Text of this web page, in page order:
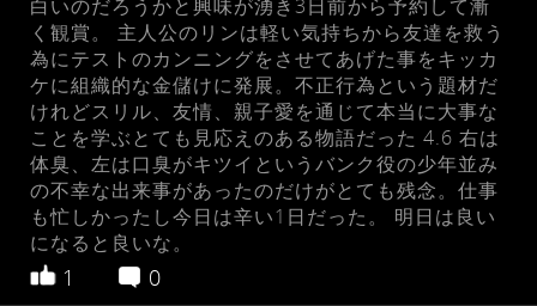
白いのだろうかと興味が湧き3日前から予約して漸
く観賞。 主人公のリンは軽い気持ちから友達を救う
為にテストのカンニングをさせてあげた事をキッカ
ケに組織的な金儲けに発展。不正行為という題材だ
けれどスリル、友情、親子愛を通じて本当に大事な
ことを学ぶとても見応えのある物語だった 4.6 右は
体臭、左は口臭がキツイというバンク役の少年並み
の不幸な出来事があったのだけがとても残念。仕事
も忙しかったし今日は辛い1日だった。 明日は良い
になると良いな。
1 0